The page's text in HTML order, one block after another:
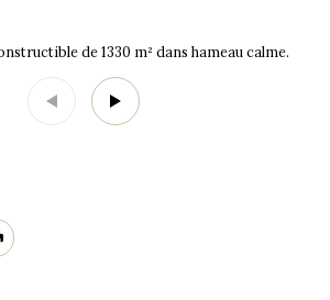
de 1330 m² dans hameau calme.